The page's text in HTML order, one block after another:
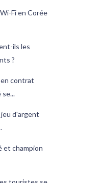
Fi en Corée
ils les
?
contrat
jeu d'argent
et champion